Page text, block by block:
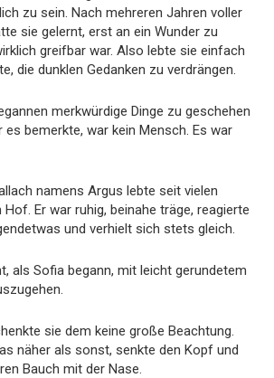
zu sein. Nach mehreren Jahren voller
sie gelernt, erst an ein Wunder zu
greifbar war. Also lebte sie einfach
die dunklen Gedanken zu verdrängen.
merkwürdige Dinge zu geschehen
es bemerkte, war kein Mensch. Es war
namens Argus lebte seit vielen
Er war ruhig, beinahe träge, reagierte
und verhielt sich stets gleich.
als Sofia begann, mit leicht gerundetem
sie dem keine große Beachtung.
näher als sonst, senkte den Kopf und
Bauch mit der Nase.